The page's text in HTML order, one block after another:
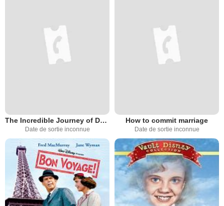
The Incredible Journey of Doctor Meg Laurel (TV)
Date de sortie inconnue
How to commit marriage
Date de sortie inconnue